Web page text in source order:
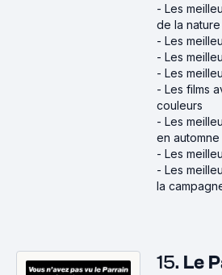
- Les
de la nature
- Les
- Les
- Les
- Les films
couleurs
- Les
en automne
- Les
- Les
la
15. Le